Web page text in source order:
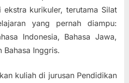
ekstra kurikuler, terutama Silat
yang pernah diampu:
Indonesia, Bahasa Jawa,
Bahasa Inggris.
kuliah di jurusan Pendidikan